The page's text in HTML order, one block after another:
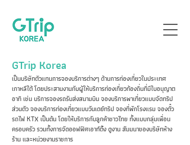
GTrip Korea
เป็นบริษัทตัวแทนการจองบริการต่างๆ ด้านการท่องเที่ยวในประเทศ
เกาหลีใต้ โดยประสานงานกับผู้ให้บริการท่องเที่ยวท้องถิ่นที่มีใบอนุญาต
อาทิ เช่น บริการจองรถรับส่งสนามบิน จองบริการพาเที่ยวแบบจัดทริป
ส่วนตัว จองบริการท่องเที่ยวแบบวันเดย์ทริป จองที่พักโรงแรม จองตั๋ว
รถไฟ KTX เป็นต้น โดยให้บริการกับลูกค้าชาวไทย ทั้งแบบกลุ่มเพื่อน
ครอบครัว รวมทั้งการจัดออฟฟิศเอาท์ติ้ง ดูงาน สัมมนาของบริษัทห้าง
ร้าน และหน่วยงานราชการ